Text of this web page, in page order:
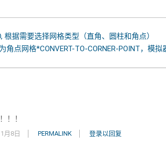
根据需要选择网格类型（直角、圆柱和角点）
角点网格*CONVERT-TO-CORNER-POINT，模
！！
月8日 PERMALINK 登录以回复